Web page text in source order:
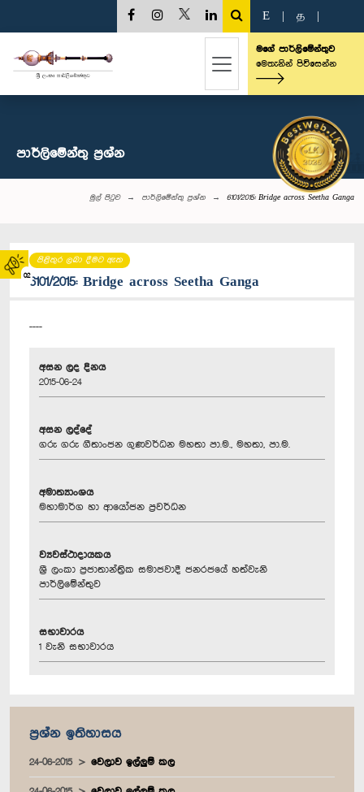
02
E த
මගේ පාර්ලිමේන්තුව
මෙතැනින් පිවිසෙන්න
පාර්ලි‌මේන්තු‌ ප්‍රශ්න
මුල් පිටුව පාර්ලි‌මේන්තු‌ ප්‍රශ්න 6101/2015: Bridge across Seetha Ganga
පිළිතුර ලබා දීමට ඇත
6101/2015: Bridge across Seetha Ganga
----
අසන ලද දිනය
2015-06-24
අසන ලද්දේ
ගරු ගරු ගීතාංජන ගුණවර්ධන මහතා පා.ම., මහතා, පා.ම.
අමාත්‍යාංශය
මහාමාර්ග හා ආයෝජන ප්‍රවර්ධන
ව්‍යවස්ථාදායකය
ශ්‍රී ලංකා ප්‍රජාතාන්ත්‍රික සමාජවාදී ජනරජයේ හත්වැනි
පාර්ලිමේන්තුව
සභාවාරය
1 වැනි සභාවාරය
ප්‍රශ්න ඉතිහාසය
24-06-2015 වෙලාව ඉල්ලුම් කල